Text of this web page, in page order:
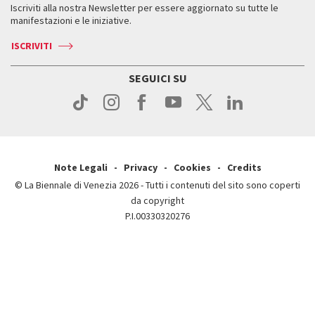
Come raggiungerci
Contatti
Press
Biglietti
Servizi al pubblico
Come raggiungerci
Contatti
Orari e sedi
Iscriviti alla nostra Newsletter per essere aggiornato su tutte le
manifestazioni e le iniziative.
ISCRIVITI
SEGUICI SU
Note Legali Privacy Cookies
Credits
© La Biennale di Venezia 2026 - Tutti i contenuti del sito sono coperti
da copyright
P.I.00330320276